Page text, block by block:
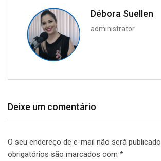
Débora Suellen
administrator
Deixe um comentário
O seu endereço de e-mail não será publicado.
obrigatórios são marcados com *